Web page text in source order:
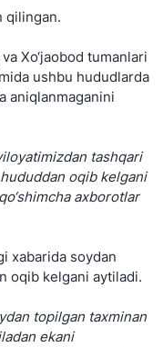
qilingan.
Xo‘jaobod tumanlari
ushbu hududlarda
aniqlanmaganini
tashqari
oqib kelgani
axborotlar
xabarida soydan
oqib kelgani aytiladi.
topilgan taxminan
ekani